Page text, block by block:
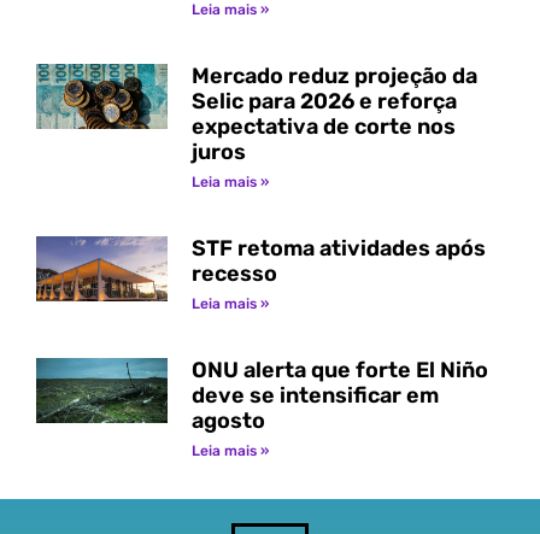
Leia mais »
Mercado reduz projeção da
Selic para 2026 e reforça
expectativa de corte nos
juros
Leia mais »
STF retoma atividades após
recesso
Leia mais »
ONU alerta que forte El Niño
deve se intensificar em
agosto
Leia mais »